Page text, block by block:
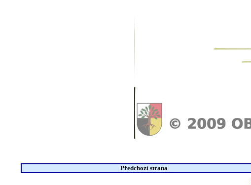
Předchozí strana